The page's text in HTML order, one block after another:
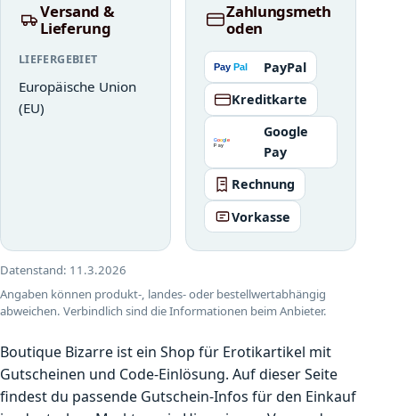
Versand &
Lieferung
LIEFERGEBIET
Europäische Union
(EU)
Zahlungsmeth
oden
PayPal
Kreditkarte
Google
Pay
Rechnung
Vorkasse
Datenstand: 11.3.2026
Angaben können produkt-, landes- oder bestellwertabhängig
abweichen. Verbindlich sind die Informationen beim Anbieter.
Boutique Bizarre ist ein Shop für Erotikartikel mit
Gutscheinen und Code-Einlösung. Auf dieser Seite
findest du passende Gutschein-Infos für den Einkauf